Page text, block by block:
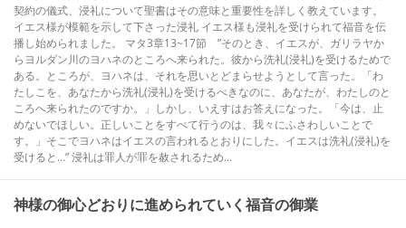
契約の儀式、浸礼について聖書はその意味と重要性を詳しく教えています。
イエス様が模範を示して下さった浸礼 イエス様も浸礼を受けられて福音を伝
播し始められました。 マタ3章13~17節 ”そのとき、イエスが、ガリラヤか
らヨルダン川のヨハネのところへ来られた。彼から洗礼(浸礼)を受けるためで
ある。ところが、ヨハネは、それを思いとどまらせようとして言った。「わ
たしこを、あなたから洗礼(浸礼)を受けるべきなのに、あなたが、わたしのと
ころへ来られたのですか。」しかし、いえすはお答えになった。「今は、止
めないでほしい。正しいことをすべて行うのは、我々にふさわしいことで
す。」そこでヨハネはイエスの言われるとおりにした。イエスは洗礼(浸礼)を
受けると…” 浸礼は罪人が罪を赦されるため...
神様の御心どおりに進められていく福音の御業